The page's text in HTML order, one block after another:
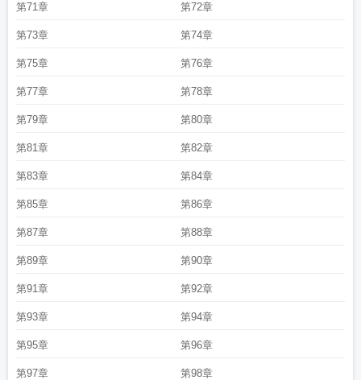
第71章 第72章
第73章 第74章
第75章 第76章
第77章 第78章
第79章 第80章
第81章 第82章
第83章 第84章
第85章 第86章
第87章 第88章
第89章 第90章
第91章 第92章
第93章 第94章
第95章 第96章
第97章 第98章